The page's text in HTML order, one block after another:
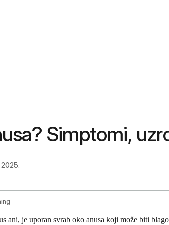
Simptomi,
2025.
ani, je uporan svrab oko anusa koji može biti